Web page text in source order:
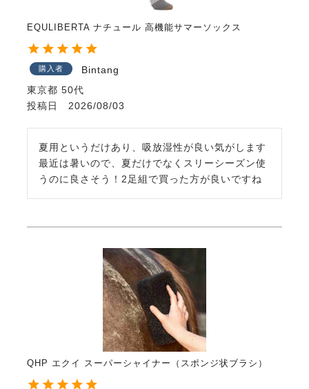
EQULIBERTA ナチュール 高機能サマーソックス
購入者
Bintang
東京都 50代
投稿日
2026/08/03
夏用というだけあり、吸放湿性が良い気がします
最近は暑いので、夏だけでなくスリーシーズン使
うのに良さそう！2足組で買った方が良いですね
QHP エクイ スーパーシャイナー（スポンジ状ブラシ）